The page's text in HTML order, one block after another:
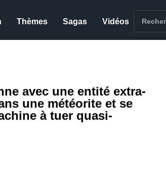
Thèmes Sagas Vidéos
avec une entité extra-
une météorite et se
à tuer quasi-